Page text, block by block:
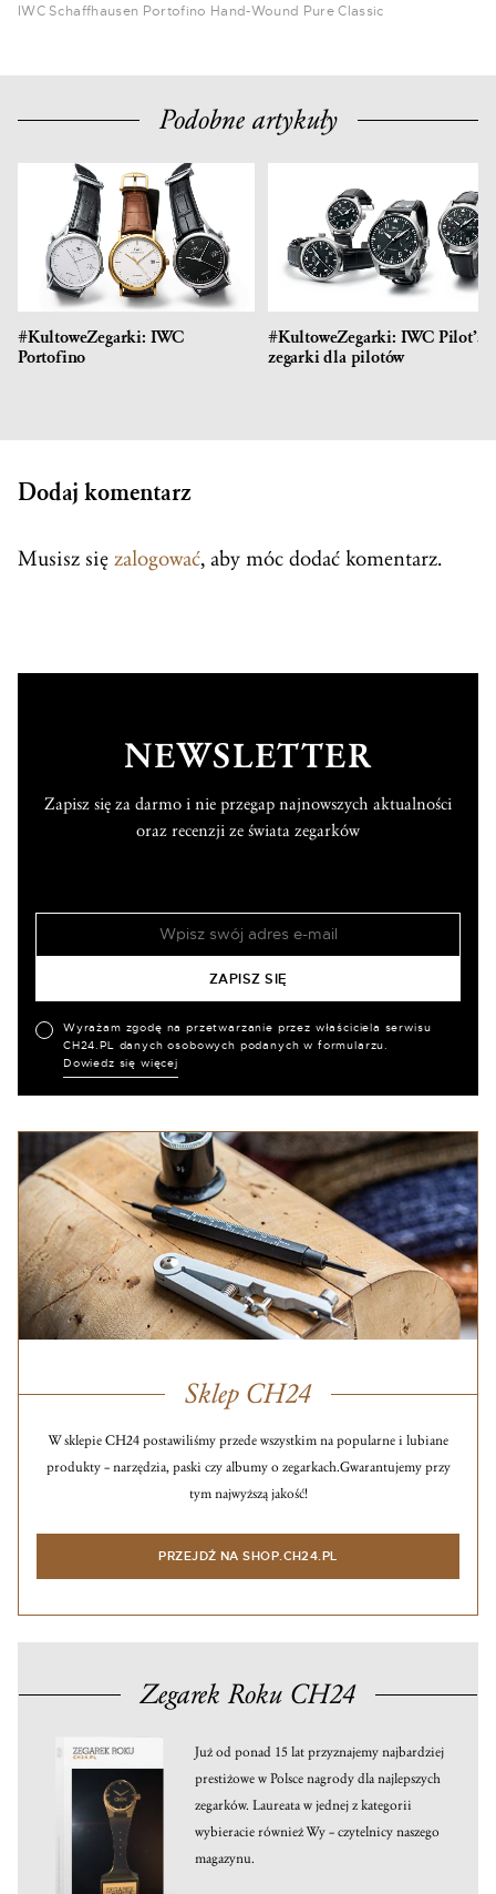
IWC Schaffhausen Portofino Hand-Wound Pure Classic
Podobne artykuły
#KultoweZegarki: IWC
Portofino
#KultoweZegarki: IWC Pilot’s –
zegarki dla pilotów
Dodaj komentarz
Musisz się zalogować, aby móc dodać komentarz.
NEWSLETTER
Zapisz się za darmo i nie przegap najnowszych aktualności
oraz recenzji ze świata zegarków
Wyrażam zgodę na przetwarzanie przez właściciela serwisu
CH24.PL danych osobowych podanych w formularzu.
Dowiedz się więcej
Sklep CH24
W sklepie CH24 postawiliśmy przede wszystkim na popularne i lubiane
produkty – narzędzia, paski czy albumy o zegarkach.Gwarantujemy przy
tym najwyższą jakość!
PRZEJDŹ NA SHOP.CH24.PL
Zegarek Roku CH24
Już od ponad 15 lat przyznajemy najbardziej
prestiżowe w Polsce nagrody dla najlepszych
zegarków. Laureata w jednej z kategorii
wybieracie również Wy – czytelnicy naszego
magazynu.